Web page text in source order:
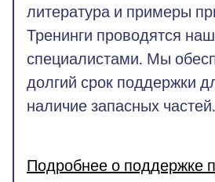
литература и примеры
Тренинги проводятся
специалистами. Мы
долгий срок поддержки
наличие запасных частей.
Подробнее о поддержке